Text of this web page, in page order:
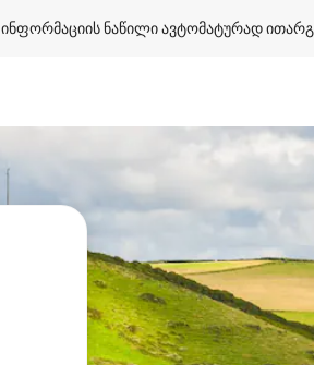
ინფორმაციის ნაწილი ავტომატურად